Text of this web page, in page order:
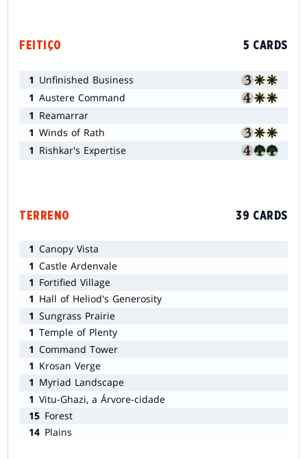
FEITIÇO 5 CARDS
1 Unfinished Business
1 Austere Command
1 Reamarrar
1 Winds of Rath
1 Rishkar's Expertise
TERRENO 39 CARDS
1 Canopy Vista
1 Castle Ardenvale
1 Fortified Village
1 Hall of Heliod's Generosity
1 Sungrass Prairie
1 Temple of Plenty
1 Command Tower
1 Krosan Verge
1 Myriad Landscape
1 Vitu-Ghazi, a Árvore-cidade
15 Forest
14 Plains